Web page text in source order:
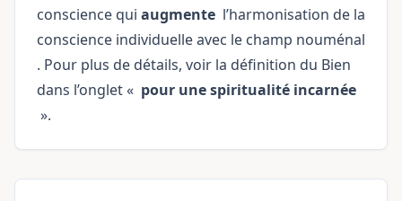
conscience qui augmente l’harmonisation de la
conscience individuelle avec le champ nouménal
. Pour plus de détails, voir la définition du Bien
dans l’onglet « pour une spiritualité incarnée
».